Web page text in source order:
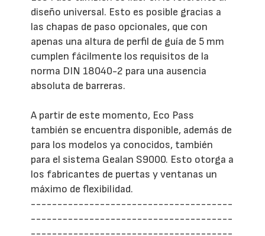
diseño universal. Esto es posible gracias a
las chapas de paso opcionales, que con
apenas una altura de perfil de guía de 5 mm
cumplen fácilmente los requisitos de la
norma DIN 18040-2 para una ausencia
absoluta de barreras.
A partir de este momento, Eco Pass
también se encuentra disponible, además de
para los modelos ya conocidos, también
para el sistema Gealan S9000. Esto otorga a
los fabricantes de puertas y ventanas un
máximo de flexibilidad.
--------------------------------------
--------------------------------------
--------------------------------------